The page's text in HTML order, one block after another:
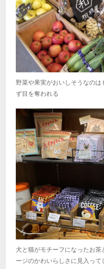
野菜や果実がおいしそうなの
ず目を奪われる
犬と猫がモチーフになったお
ージのかわいらしさに見入って